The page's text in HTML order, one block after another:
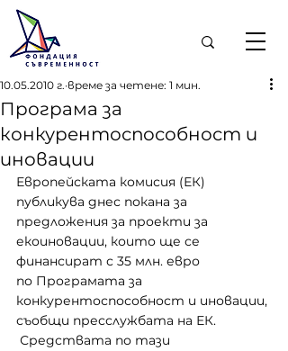
Програма за
конкурентоспособност и
иновации
10.05.2010 г. време за четене: 1 мин.
Европейската комисия (ЕК)
публикува днес покана за
предложения за проекти за
екоиновации, които ще се
финансират с 35 млн. евро
по Програмата за
конкурентоспособност и иновации,
съобщи пресслужбата на ЕК.